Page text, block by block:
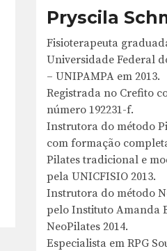
Pryscila
Fisioterapeuta
Universidade Federal
– UNIPAMPA em 2013.
Registrada no Crefito
número 192231-f.
Instrutora do método
com formação
Pilates tradicional e
pela UNICFISIO 2013.
Instrutora do método
pelo Instituto Amanda
NeoPilates 2014.
Especialista em RPG